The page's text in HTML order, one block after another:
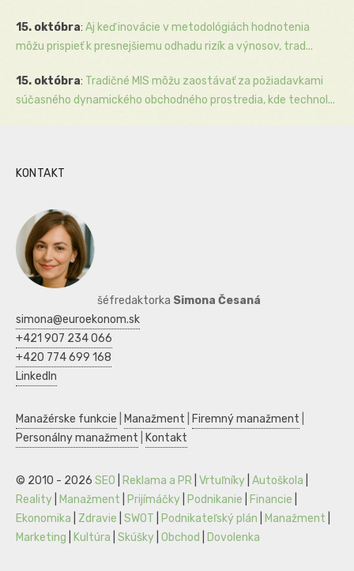
15. októbra: Aj keď inovácie v metodológiách hodnotenia
môžu prispieť k presnejšiemu odhadu rizík a výnosov, trad...
15. októbra: Tradičné MIS môžu zaostávať za požiadavkami
súčasného dynamického obchodného prostredia, kde technol...
KONTAKT
šéfredaktorka Simona Česaná
simona@euroekonom.sk
+421 907 234 066
+420 774 699 168
LinkedIn
Manažérske funkcie Manažment Firemný manažment
Personálny manažment
Kontakt
© 2010 - 2026 SEO Reklama a PR Vrtuľníky Autoškola
Reality
Manažment Prijímáčky Podnikanie Financie
Ekonomika
Zdravie SWOT Podnikateľský plán Manažment
Marketing
Kultúra Skúšky Obchod Dovolenka